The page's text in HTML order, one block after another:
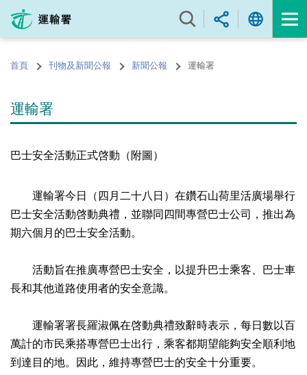
內
的首頁 刊物及新聞公報 新聞公報 運輸署
運輸署
巴士安全活動正式啓動（附圖）
運輸署今日（四月二十八日）在鑽石山荷里活廣場舉行
巴士安全活動啓動典禮，並聯同四間專營巴士公司，推出為
期六個月的巴士安全活動。
活動旨在推廣專營巴士安全，以提升巴士乘客、巴士車
長和其他道路使用者的安全意識。
運輸署署長羅淑佩在啓動典禮致辭時表示，每日數以百
萬計的市民乘搭專營巴士出行，乘客都期望能夠安全順利地
到達目的地。因此，維持專營巴士的安全十分重要。